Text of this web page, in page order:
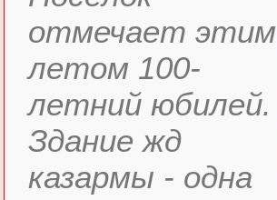
отмечает этим
летом 100-
летний юбилей.
Здание жд
казармы - одна